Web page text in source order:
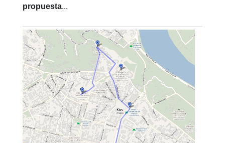
propuesta...